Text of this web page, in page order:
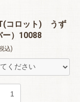
コロット) うず
ー）10088
込)